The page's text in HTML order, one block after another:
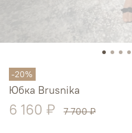
-20%
Юбка Brusnika
6 160 ₽ 7 700 ₽